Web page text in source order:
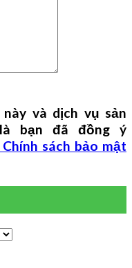
và dịch vụ sản
bạn đã đồng ý
Chính sách bảo mật